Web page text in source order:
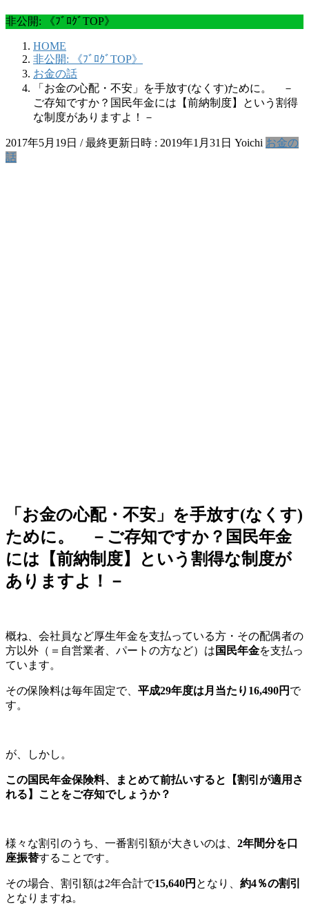
非公開: 《ﾌﾞﾛｸﾞTOP》
HOME
非公開: 《ﾌﾞﾛｸﾞTOP》
お金の話
「お金の心配・不安」を手放す(なくす)ために。 －
ご存知ですか？国民年金には【前納制度】という割得
な制度がありますよ！－
2017年5月19日 / 最終更新日時 : 2019年1月31日 Yoichi お金の
話
「お金の心配・不安」を手放す(なくす)
ために。 －ご存知ですか？国民年金
には【前納制度】という割得な制度が
ありますよ！－
概ね、会社員など厚生年金を支払っている方・その配偶者の
方以外（＝自営業者、パートの方など）は 国民年金を支払っ
ています。
その保険料は毎年固定で、 平成29年度は月当たり16,490円 で
す。
が、しかし。
この国民年金保険料、まとめて前払いすると【割引が適用さ
れる】ことをご存知でしょうか？
様々な割引のうち、一番割引額が大きいのは、 2年間分を口
座振替することです。
その場合、割引額は2年合計で15,640円 となり、 約4％の割引
となりますね。